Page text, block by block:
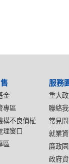
金
專區
構不良債權
理窗口
區
服務
重大
聯絡
常見
就業
廉政
政府